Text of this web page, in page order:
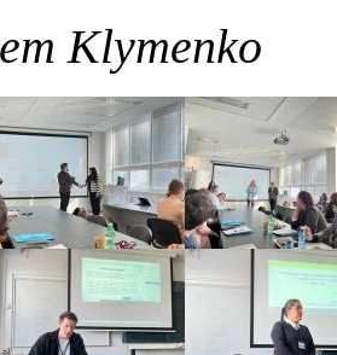
Klymenko